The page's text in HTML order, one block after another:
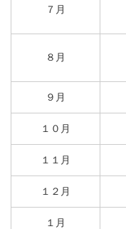
７月
８月
９月
１０月
１１月
１２月
１月